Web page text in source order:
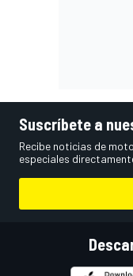
Suscríbete a
Recibe noticias de
especiales